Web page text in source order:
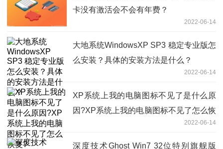
卡没有激活会不会有年费？
2022-06-14
大地系统WindowsXP SP3 稳定专业版怎
么安装？具体的安装方法是什么？
2022-06-14
XP系统上我的电脑图标不见了是什么原
因?XP系统上我的电脑图标不见了怎么恢
2022-06-14
深度技术Ghost Win7 32位特别旗舰版